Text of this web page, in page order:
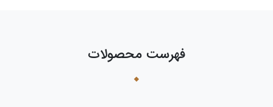
فهرست محصولات